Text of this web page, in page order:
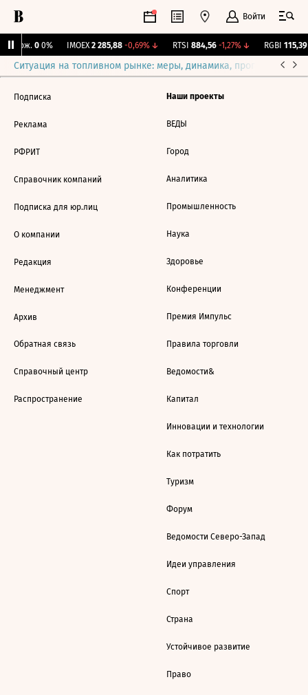
Войти
Бирж. 0 0% IMOEX 2 285,88 -0,69%↓ RTSI 884,56 -1,27%↓ RGBI 115,39
Ситуация на топливном рынке: меры, динамика, прогнозы
Подписка
Реклама
РФРИТ
Справочник компаний
Подписка для юр.лиц
О компании
Редакция
Менеджмент
Архив
Обратная связь
Справочный центр
Распространение
Наши проекты
ВЕДЫ
Город
Аналитика
Промышленность
Наука
Здоровье
Конференции
Премия Импульс
Правила торговли
Ведомости&
Капитал
Инновации и технологии
Как потратить
Туризм
Форум
Ведомости Северо-Запад
Идеи управления
Спорт
Страна
Устойчивое развитие
Право